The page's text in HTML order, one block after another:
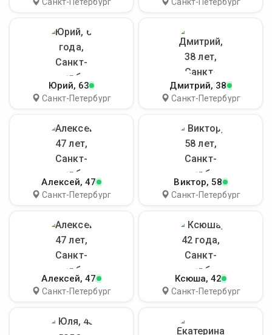
Юрий, 63
Санкт-Петербург
Дмитрий, 38
Санкт-Петербург
Алексей, 47
Санкт-Петербург
Виктор, 58
Санкт-Петербург
Алексей, 47
Санкт-Петербург
Ксюша, 42
Санкт-Петербург